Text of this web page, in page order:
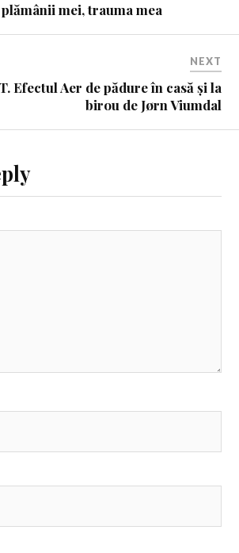
mei, trauma mea
NEXT
Efectul Aer de pădure în casă și la
birou de Jørn Viumdal